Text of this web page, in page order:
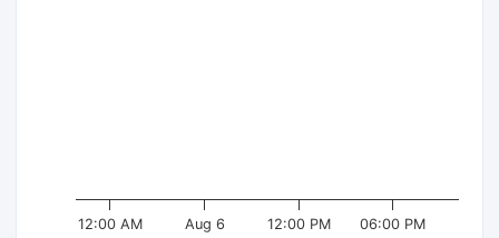
12:00 AM Aug 6 12:00 PM 06:00 PM